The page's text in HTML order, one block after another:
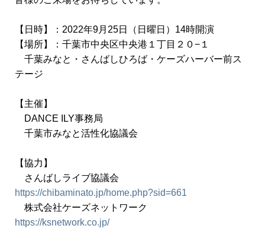
【日時】：2022年9月25日（日曜日）14時開演
【場所】：千葉市中央区中央港１丁目２０−１
千葉みなと・さんばしひろば・ケーズハーバー前ス
テージ
【主催】
DANCE ILY事務局
千葉市みなと活性化協議会
【協力】
さんばしライブ協議会
https://chibaminato.jp/home.php?sid=661
株式会社ケーズネットワーク
https://ksnetwork.co.jp/